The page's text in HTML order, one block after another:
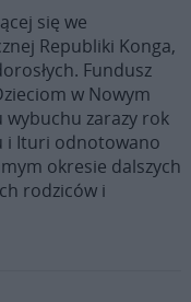
się we
Republiki Konga,
Fundusz
w Nowym
wybuchu zarazy rok
i Ituri odnotowano
okresie dalszych
rodziców i